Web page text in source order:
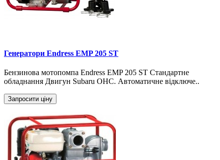
Генератори Endress EMP 205 ST
Бензинова мотопомпа Endress EMP 205 ST Стандартне
обладнання Двигун Subaru OHC. Автоматичне відключе..
Запросити ціну